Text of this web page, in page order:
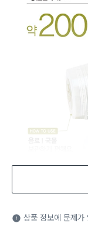
식품용
는 식품
상품 정보에 문제가